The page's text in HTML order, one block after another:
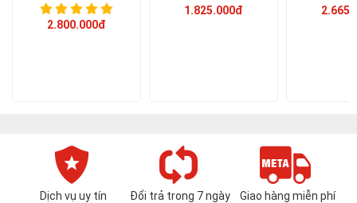
2.800.000đ
1.825.000đ
Dịch vụ uy tín Đổi trả trong 7 ngày Giao hàng miễn phí